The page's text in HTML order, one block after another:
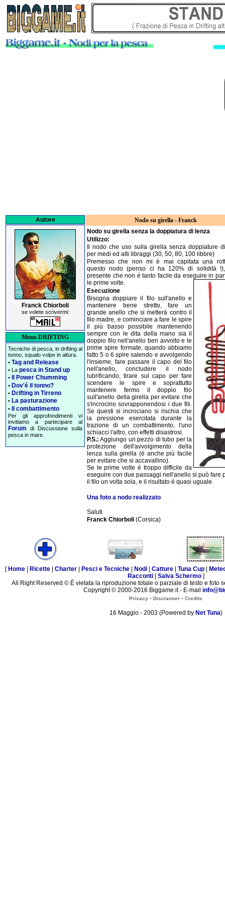
Autore
Franck Chiorboli
se volete scrivermi:
Menu DRIFTING
Tecniche di pesca, in drifting al
tonno, squalo volpe in altura.
• Tag and Release
• La pesca in Stand up
• Il Power Chumming
• Dov'é il tonno?
• Drifting in Tirreno
• La pasturazione
• Il combattimento
Per gli approfondimenti vi
invitiamo a partecipare al
Forum di Discussione sulla
pesca in mare.
Nodo su girella - Franck
Nodo su girella senza la doppiatura di lenza
Utilizzo:
Il nodo che uso sulla girella senza doppiature
per medi ed alti libraggi (30, 50, 80, 100 libbre)
Premesso che non mi é mai capitata una
questo nodo (penso ci ha 120% di solidità
presente che non é tanto facile da eseguire in
le prime volte.
Esecuzione
Bisogna doppiare il filo sull'anello e
mantenere bene stretto, fare un
grande anello che si metterà contro il
filo madre, e cominciare a fare le spire
il più basso possibile mantenendo
sempre con le dita della mano sia il
doppio filo nell'anello ben avvolto e le
prime spire formate, quando abbiamo
fatto 5 o 6 spire salendo e avvolgendo
l'insieme, fare passare il capo del filo
nell'anello, concludere il nodo
lubrificando, tirare sul capo per fare
scendere le spire e soprattutto
mantenere fermo il doppio filo
sull'anello della girella per evitare che
s'incrocino sovrapponendosi i due fili.
Se questi si incrociano si rischia che
la pressione esercitata durante la
trazione di un combattimento, l'uno
schiacci l'altro, con effetti disastrosi.
P.S.: Aggiungo un pezzo di tubo per la
protezione dell'avvolgimento della
lenza sulla girella (é anche più facile
per evitare che si accavallino).
Se le prime volte é troppo difficile da
eseguire con due passaggi nell'anello si può fare
il filo un volta sola, e il risultato é quasi uguale.
Una foto a nodo realizzato
Saluti
Franck Chiorboli (Corsica)
[ Home Ricette Charter Pesci e Tecniche Nodi Catture Tuna Cup
Racconti| Salva Schermo]
All Right Reserved © È vietata la riproduzione totale o parziale di testo e foto
Copyright © 2000-2016 Biggame.it - E-mail
Privacy - Disclaimer - Credits
16 Maggio - 2003 (Powered by Net Tuna)